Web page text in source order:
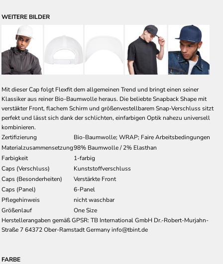
WEITERE BILDER
Mit dieser Cap folgt Flexfit dem allgemeinen Trend und bringt einen seiner
Klassiker aus reiner Bio-Baumwolle heraus. Die beliebte Snapback Shape mit
verstäkter Front, flachem Schirm und größenvestellbarem Snap-Verschluss sitzt
perfekt und lässt sich dank der schlichten, einfarbigen Optik nahezu universell
kombinieren.
Zertifizierung
Bio-Baumwolle; WRAP; Faire Arbeitsbedingungen
Materialzusammensetzung98% Baumwolle / 2% Elasthan
Farbigkeit
1-farbig
Caps (Verschluss)
Kunststoffverschluss
Caps (Besonderheiten)
Verstärkte Front
Caps (Panel)
6-Panel
Pflegehinweis
nicht waschbar
Größenlauf
One Size
Herstellerangaben gemäß GPSR: TB International GmbH Dr.-Robert-Murjahn-
Straße 7 64372 Ober-Ramstadt Germany info@tbint.de
FARBE